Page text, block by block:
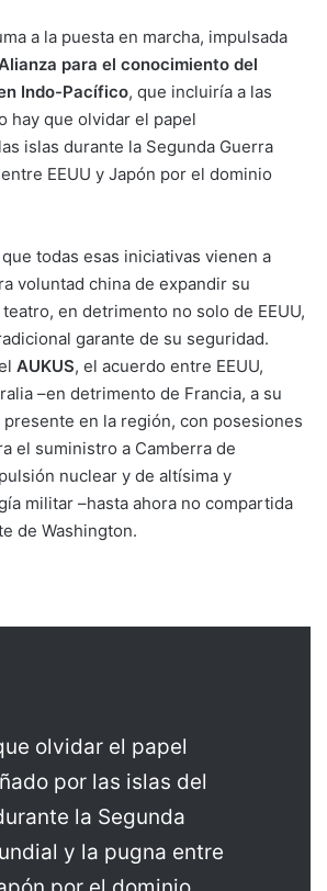
a la puesta en marcha, impulsada
para el conocimiento del
Indo-Pacífico, que incluiría a las
hay que olvidar el papel
islas durante la Segunda Guerra
EEUU y Japón por el dominio
todas esas iniciativas vienen a
voluntad china de expandir su
en detrimento no solo de EEUU,
garante de su seguridad.
AUKUS, el acuerdo entre EEUU,
–en detrimento de Francia, a su
en la región, con posesiones
el suministro a Camberra de
nuclear y de altísima y
militar –hasta ahora no compartida
de Washington.
olvidar el papel
por las islas del
la Segunda
y la pugna entre